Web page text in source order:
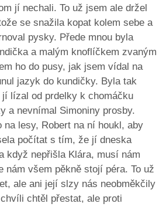
jí nechali. To už jsem ale držel
se snažila kopat kolem sebe a
pysky. Přede mnou byla
a malým knoflíčkem zvaným
ho do pusy, jak jsem vídal na
jazyk do kundičky. Byla tak
jí lízal od prdelky k chomáčku
a nevnímal Simoniny prosby.
na lesy, Robert na ní houkl, aby
počítat s tím, že jí dneska
když nepřišla Klára, musí nám
nám všem pěkně stojí péra. To už
ale ani její slzy nás neobměkčily
chtěl přestat, ale proti